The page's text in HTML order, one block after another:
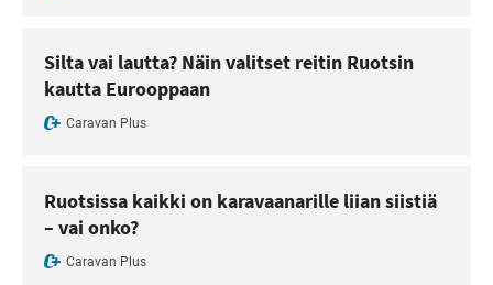
Silta vai lautta? Näin valitset reitin Ruotsin
kautta Eurooppaan
Caravan Plus
Ruotsissa kaikki on karavaanarille liian siistiä
– vai onko?
Caravan Plus